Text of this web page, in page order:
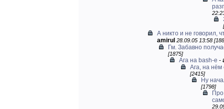
А никто и не говорил,
amirul 28.09.05 13:58
Гм. Забавно
[1875]
Ага на bash-е -
Ага, на нём
[2415]
Ну
[1798]